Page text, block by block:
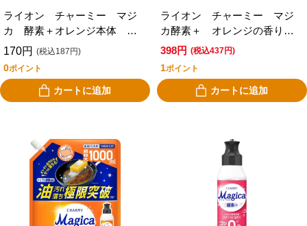
ライオン チャーミー マジ
カ 酵素＋オレンジ本体 ２
２０ＭＬ
170円 (税込187円)
0ポイント
カートに追加
ライオン チャーミー マジ
カ酵素＋ オレンジの香り
つめかえ 特大 ６８０ｍｌ
398円 (税込437円)
1ポイント
カートに追加